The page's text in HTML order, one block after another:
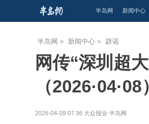
半岛网 新闻中心
半岛网 > 新闻中心 > 辟谣
网传“深圳超
（2026·04·08）
2026-04-09 07:36 大众报业·半岛网